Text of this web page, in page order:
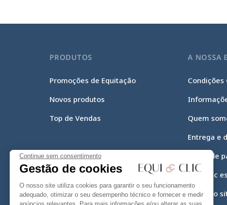
Continue sem consentimento
Gestão de cookies
O nosso site utiliza cookies para garantir o seu funcionamento
adequado, otimizar o seu desempenho técnico e fornecer e medir
anúncios relevantes. Para mais informações e/ou alterar as suas
PRODUTOS
Promoções de Equitação
Novos produtos
Top de Vendas
A NOSSA
Condições
Quem
Entrega e
Meios de
Equi-Clic
Mapa do